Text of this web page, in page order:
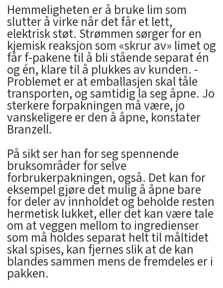
Hemmeligheten er å bruke lim som
slutter å virke når det får et lett,
elektrisk støt. Strømmen sørger for en
kjemisk reaksjon som «skrur av» limet og
får f-pakene til å bli stående separat én
og én, klare til å plukkes av kunden. -
Problemet er at emballasjen skal tåle
transporten, og samtidig la seg åpne. Jo
sterkere forpakningen må være, jo
vanskeligere er den å åpne, konstater
Branzell.
På sikt ser han for seg spennende
bruksområder for selve
forbrukerpakningen, også. Det kan for
eksempel gjøre det mulig å åpne bare
for deler av innholdet og beholde resten
hermetisk lukket, eller det kan være tale
om at veggen mellom to ingredienser
som må holdes separat helt til måltidet
skal spises, kan fjernes slik at de kan
blandes sammen mens de fremdeles er i
pakken.